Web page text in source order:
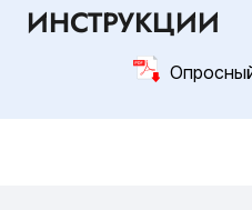
ИНСТРУКЦИИ